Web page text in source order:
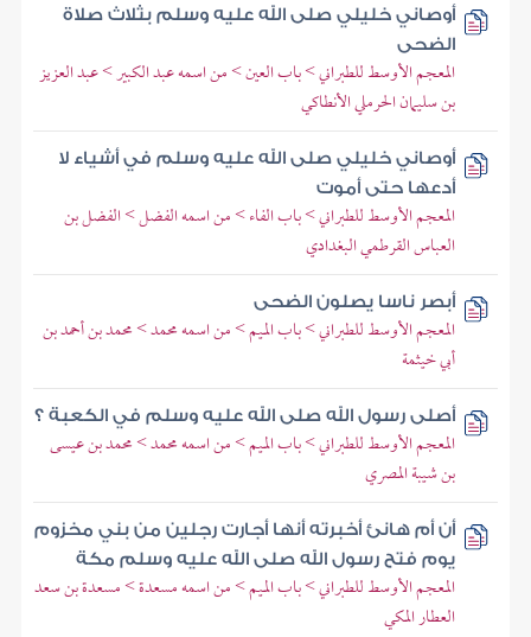
أوصاني خليلي صلى الله عليه وسلم بثلاث صلاة
الضحى
المعجم الأوسط للطبراني > باب العين > من اسمه عبد الكبير > عبد العزيز
بن سليمان الحرملي الأنطاكي
أوصاني خليلي صلى الله عليه وسلم في أشياء لا
أدعها حتى أموت
المعجم الأوسط للطبراني > باب الفاء > من اسمه الفضل > الفضل بن
العباس القرطمي البغدادي
أبصر ناسا يصلون الضحى
المعجم الأوسط للطبراني > باب الميم > من اسمه محمد > محمد بن أحمد بن
أبي خيثمة
أصلى رسول الله صلى الله عليه وسلم في الكعبة ؟
المعجم الأوسط للطبراني > باب الميم > من اسمه محمد > محمد بن عيسى
بن شيبة المصري
أن أم هانئ أخبرته أنها أجارت رجلين من بني مخزوم
يوم فتح رسول الله صلى الله عليه وسلم مكة
المعجم الأوسط للطبراني > باب الميم > من اسمه مسعدة > مسعدة بن سعد
العطار المكي